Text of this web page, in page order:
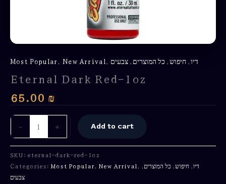
Most Popular, New Arrival, דיו, חיפוש, כל המוצרים , צבעים
Eternal Dark Red-1oz
65.00 ₪
- + Add to cart
SKU: eternal-dark-red-1oz
Categories: Most Popular, New Arrival, דיו, חיפוש, כל המוצרים,
צבעים